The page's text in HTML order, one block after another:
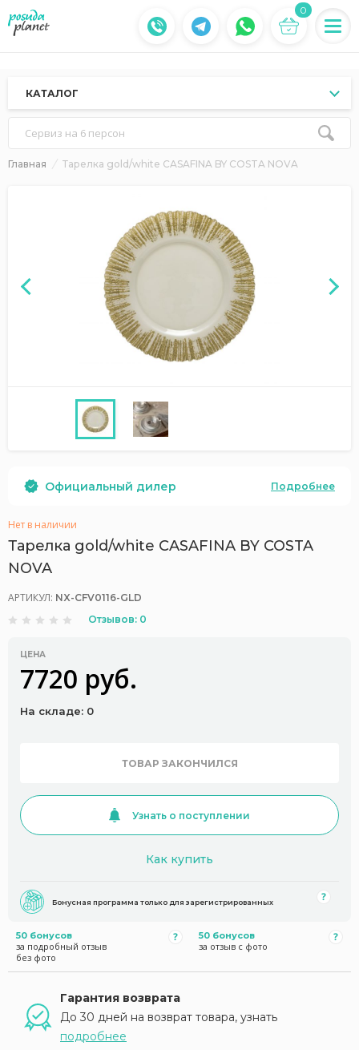
0
КАТАЛОГ
Сервиз на 6 персон
Главная Тарелка gold/white CASAFINA BY COSTA NOVA
Официальный дилер Подробнее
Нет в наличии
Тарелка gold/white CASAFINA BY COSTA
NOVA
АРТИКУЛ: NX-CFV0116-GLD
Отзывов: 0
ЦЕНА
7720 руб.
На складе: 0
ТОВАР ЗАКОНЧИЛСЯ
Узнать о поступлении
Как купить
Бонусная программа только для зарегистрированных
50 бонусов
за подробный отзыв
без фото
50 бонусов
за отзыв с фото
Гарантия возврата
До 30 дней на возврат товара, узнать
подробнее